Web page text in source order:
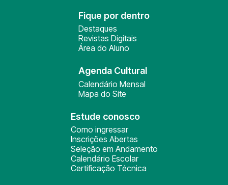
Fique por dentro
Destaques
Revistas Digitais
Área do Aluno
Agenda Cultural
Calendário Mensal
Mapa do Site
Estude conosco
Como ingressar
Inscrições Abertas
Seleção em Andamento
Calendário Escolar
Certificação Técnica